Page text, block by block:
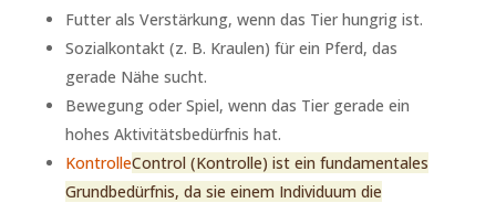
Futter als Verstärkung, wenn das Tier hungrig ist.
Sozialkontakt (z. B. Kraulen) für ein Pferd, das
gerade Nähe sucht.
Bewegung oder Spiel, wenn das Tier gerade ein
hohes Aktivitätsbedürfnis hat.
KontrolleControl (Kontrolle) ist ein fundamentales
Grundbedürfnis, da sie einem Individuum die